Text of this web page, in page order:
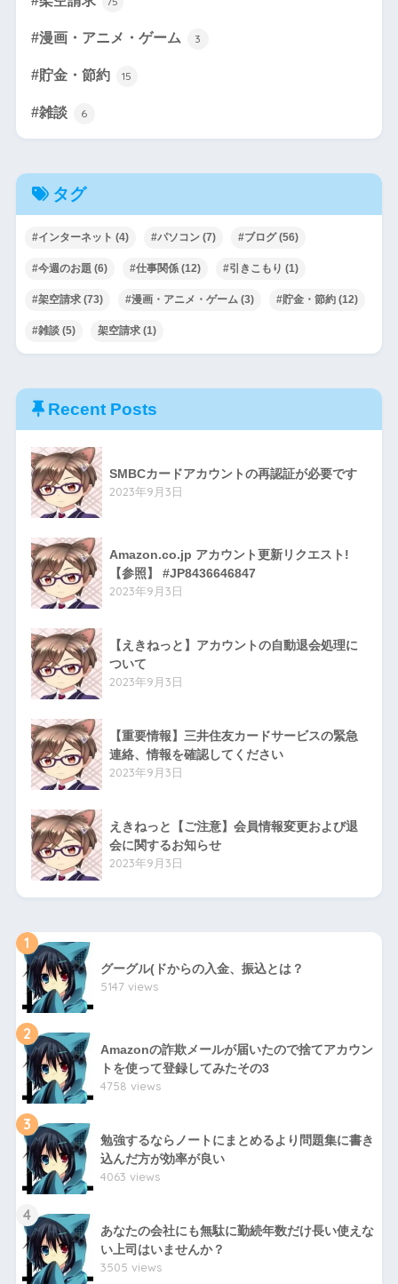
#漫画・アニメ・ゲーム 3
#貯金・節約 15
#雑談 6
タグ
#インターネット (4) #パソコン(7) #ブログ(56)
#今週のお題 (6) #仕事関係(12) #引きこもり (1)
#架空請求(73) #漫画・アニメ・ゲーム(3) #貯金・節約(12)
#雑談(5) 架空請求(1)
Recent Posts
SMBCカードアカウントの再認証が必要です
2023年9月3日
Amazon.co.jp アカウント更新リクエスト!
【参照】 #JP8436646847
2023年9月3日
【えきねっと】アカウントの自動退会処理に
ついて
2023年9月3日
【重要情報】三井住友カードサービスの緊急
連絡、情報を確認してください
2023年9月3日
えきねっと【ご注意】会員情報変更および退
会に関するお知らせ
2023年9月3日
1
グーグル(ドからの入金、振込とは？
5147 views
2
Amazonの詐欺メールが届いたので捨てアカウン
トを使って登録してみたその3
4758 views
3
勉強するならノートにまとめるより問題集に書き
込んだ方が効率が良い
4063 views
4
あなたの会社にも無駄に勤続年数だけ長い使えな
い上司はいませんか？
3505 views